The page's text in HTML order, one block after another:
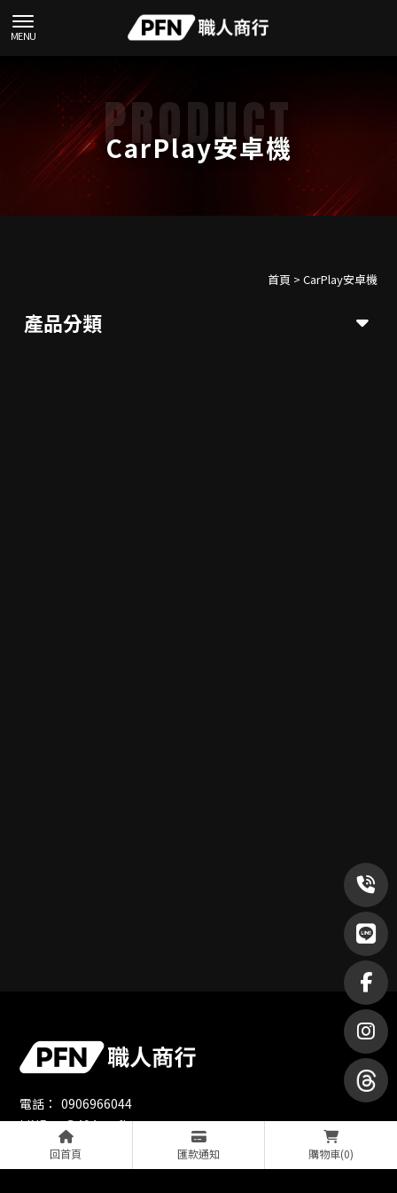
CarPlay安卓機
首頁 > CarPlay安卓機
產品分類
回首頁 匯款通知 購物車(0)
@494usafh
0906966044
職人商行
octt.100